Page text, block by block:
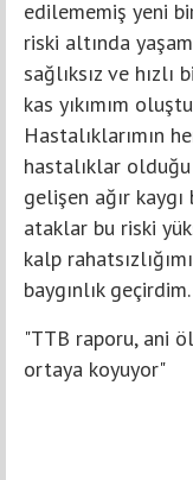
edilememiş yeni
riski altında
sağlıksız ve
kas yıkımım
Hastalıklarımın
hastalıklar
gelişen ağır
ataklar bu riski
kalp
baygınlık geçirdim.
"TTB raporu, ani
ortaya koyuyor"